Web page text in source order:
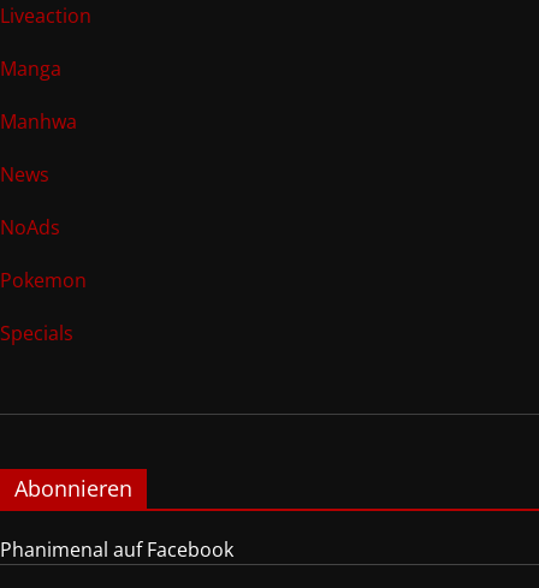
Liveaction
Manga
Manhwa
News
NoAds
Pokemon
Specials
Abonnieren
Phanimenal auf Facebook